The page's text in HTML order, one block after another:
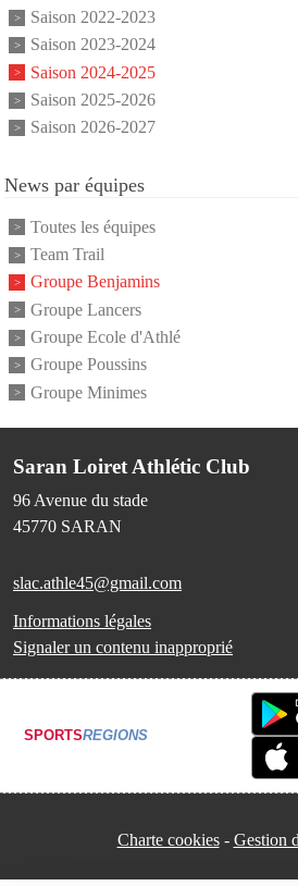
Saison 2022-2023
Saison 2023-2024
Saison 2024-2025
Saison 2025-2026
Saison 2026-2027
News par équipes
Toutes les équipes
Team Trail
Groupe Benjamins
Groupe Lancers
Groupe Ecole d'Athlé
Groupe Poussins
Groupe Minimes
Saran Loiret Athlétic Club
96 Avenue du stade
45770 SARAN
slac.athle45@gmail.com
Informations légales
Signaler un contenu inapproprié
SPORTSREGIONS
Charte cookies Gestion